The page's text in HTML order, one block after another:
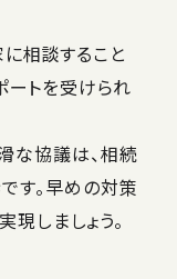
相談すること
ートを受けられ
な協議は、相続
す。早めの対策
しましょう。